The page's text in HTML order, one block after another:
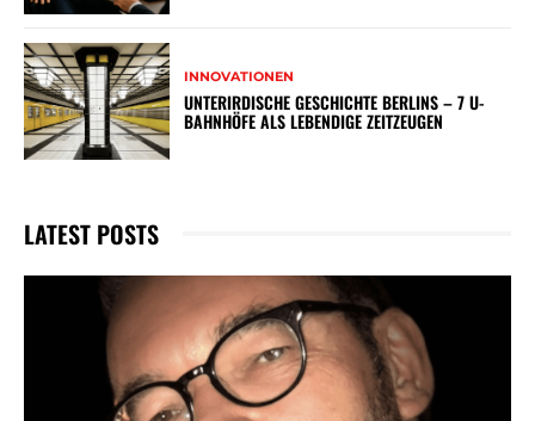
INNOVATIONEN
UNTERIRDISCHE GESCHICHTE BERLINS – 7 U-
BAHNHÖFE ALS LEBENDIGE ZEITZEUGEN
LATEST POSTS